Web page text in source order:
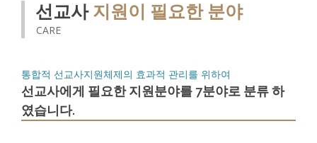
선교사 지원이 필요한 분야
CARE
통합적 선교사지원체제의 효과적 관리를 위하여
선교사에게 필요한 지원분야를 7분야로 분류 하
였습니다.